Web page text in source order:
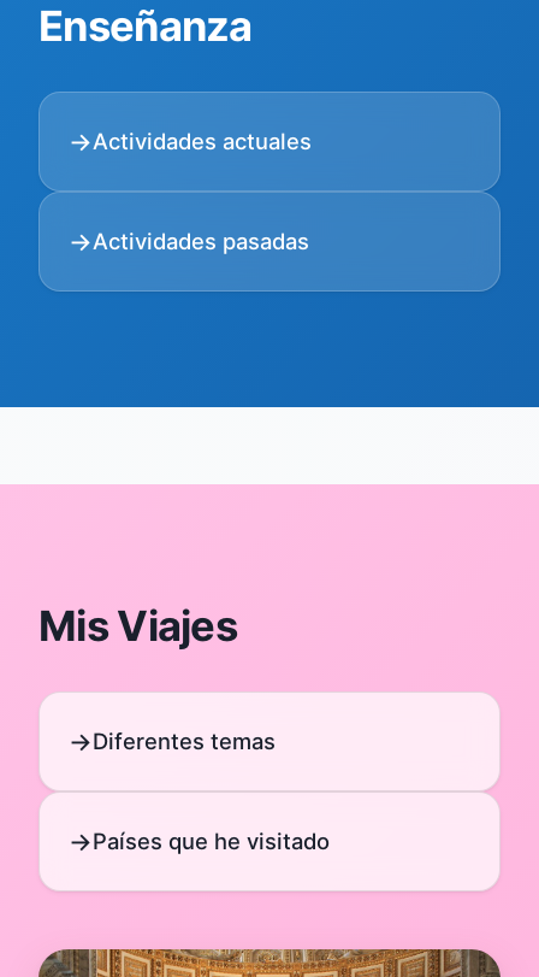
Enseñanza
Actividades actuales
Actividades pasadas
Mis Viajes
Diferentes temas
Países que he visitado